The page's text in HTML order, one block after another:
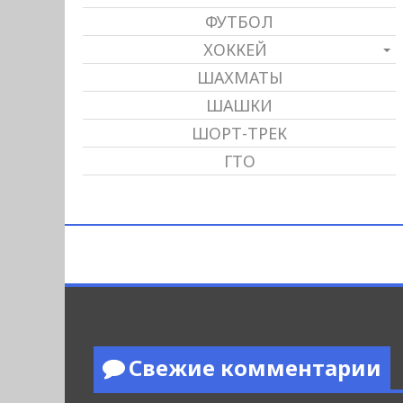
ФУТБОЛ
ХОККЕЙ
ШАХМАТЫ
ШАШКИ
ШОРТ-ТРЕК
ГТО
Свежие комментарии